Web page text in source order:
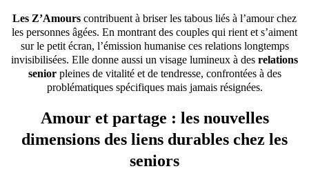
Les Z’Amours contribuent à briser les tabous liés à l’amour chez
les personnes âgées. En montrant des couples qui rient et s’aiment
sur le petit écran, l’émission humanise ces relations longtemps
invisibilisées. Elle donne aussi un visage lumineux à des relations
seniorpleines de vitalité et de tendresse, confrontées à des
problématiques spécifiques mais jamais résignées.
Amour et partage : les nouvelles
dimensions des liens durables chez les
seniors